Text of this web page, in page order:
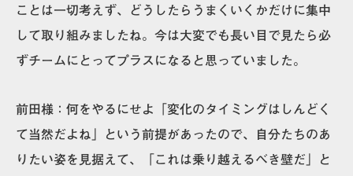
ことは一切考えず、どうしたらうまくいくかだけに集中
して取り組みましたね。今は大変でも長い目で見たら必
ずチームにとってプラスになると思っていました。
前田様： 何をやるにせよ
「変化のタイミングはしんどく
て当然だよね」
という前提があったので、自分たちのあ
りたい姿を見据えて、「これは乗り越えるべき壁だ」と